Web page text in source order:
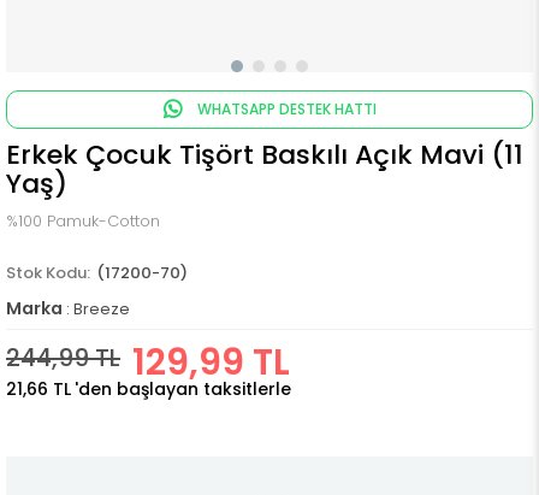
WHATSAPP DESTEK HATTI
Erkek Çocuk Tişört Baskılı Açık Mavi (11
Yaş)
%100 Pamuk-Cotton
(17200-70)
Marka : Breeze
244,99 TL 129,99 TL
21,66 TL 'den başlayan taksitlerle